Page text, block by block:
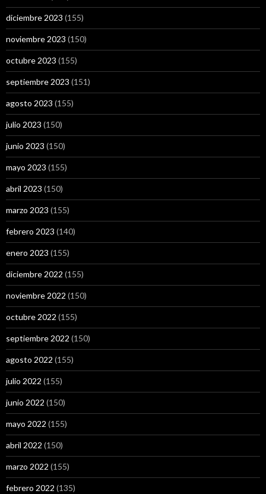
diciembre 2023 (155)
noviembre 2023 (150)
octubre 2023 (155)
septiembre 2023 (151)
agosto 2023 (155)
julio 2023 (150)
junio 2023 (150)
mayo 2023 (155)
abril 2023 (150)
marzo 2023 (155)
febrero 2023 (140)
enero 2023 (155)
diciembre 2022 (155)
noviembre 2022 (150)
octubre 2022 (155)
septiembre 2022 (150)
agosto 2022 (155)
julio 2022 (155)
junio 2022 (150)
mayo 2022 (155)
abril 2022 (150)
marzo 2022 (155)
febrero 2022 (135)